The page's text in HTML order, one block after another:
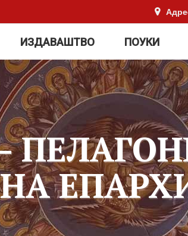
ИЗДАВАШТВО ПОУКИ